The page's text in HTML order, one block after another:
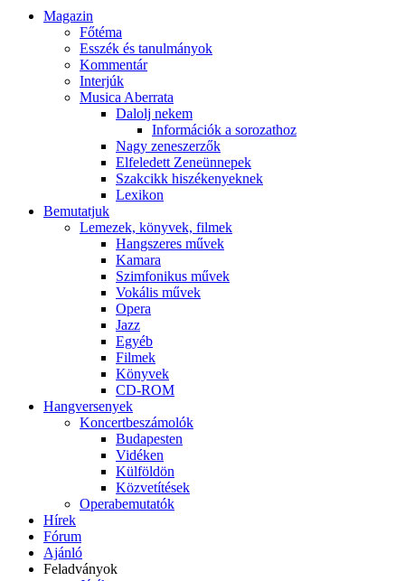
Magazin
Főtéma
Esszék és tanulmányok
Kommentár
Interjúk
Musica Aberrata
Dalolj nekem
Információk a sorozathoz
Nagy zeneszerzők
Elfeledett Zeneünnepek
Szakcikk hiszékenyeknek
Lexikon
Bemutatjuk
Lemezek, könyvek, filmek
Hangszeres művek
Kamara
Szimfonikus művek
Vokális művek
Opera
Jazz
Egyéb
Filmek
Könyvek
CD-ROM
Hangversenyek
Koncertbeszámolók
Budapesten
Vidéken
Külföldön
Közvetítések
Operabemutatók
Hírek
Fórum
Ajánló
Feladványok